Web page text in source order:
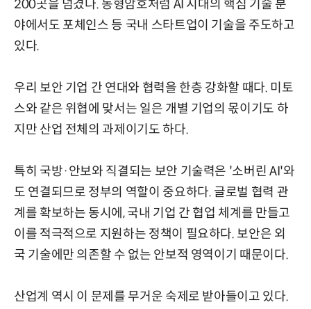
200곳을 넘겼다. 동형암호처럼 AI 시대의 핵심 기술 분
야에서도 포체인스 등 국내 스타트업이 기술을 주도하고
있다.
우리 보안 기업 간 연대와 협력을 한층 강화할 때다. 미토
스와 같은 위협에 맞서는 일은 개별 기업의 몫이기도 하
지만 산업 전체의 과제이기도 하다.
특히 국방·안보와 직결되는 보안 기술력은 '소버린 AI'와
도 연결되므로 정부의 역할이 중요하다. 글로벌 협력 관
계를 확보하는 동시에, 국내 기업 간 협업 체계를 만들고
이를 적극적으로 지원하는 정책이 필요하다. 보안은 외
국 기술에만 의존할 수 없는 안보적 영역이기 때문이다.
산업계 역시 이 문제를 무거운 숙제로 받아들이고 있다.